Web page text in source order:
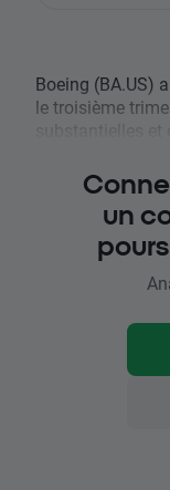
Boeing (BA.US)
le troisième
un